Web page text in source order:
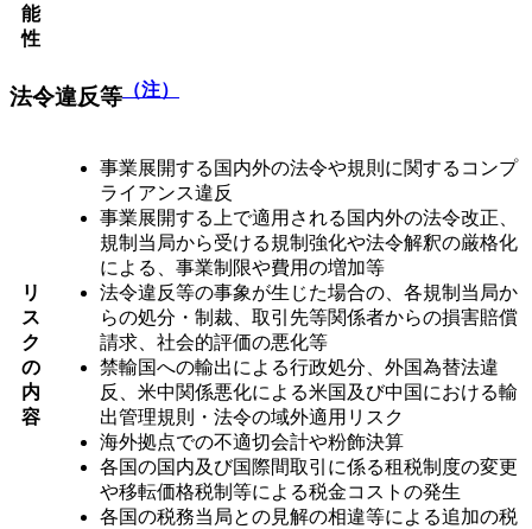
能
性
法令違反等 （注）
リ
ス
ク
の
内
容
事業展開する国内外の法令や規則に関するコンプ
ライアンス違反
事業展開する上で適用される国内外の法令改正、
規制当局から受ける規制強化や法令解釈の厳格化
による、事業制限や費用の増加等
法令違反等の事象が生じた場合の、各規制当局か
らの処分・制裁、取引先等関係者からの損害賠償
請求、社会的評価の悪化等
禁輸国への輸出による行政処分、外国為替法違
反、米中関係悪化による米国及び中国における輸
出管理規則・法令の域外適用リスク
海外拠点での不適切会計や粉飾決算
各国の国内及び国際間取引に係る租税制度の変更
や移転価格税制等による税金コストの発生
各国の税務当局との見解の相違等による追加の税